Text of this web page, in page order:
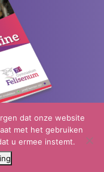
dat onze website
met het gebruiken
u ermee instemt.